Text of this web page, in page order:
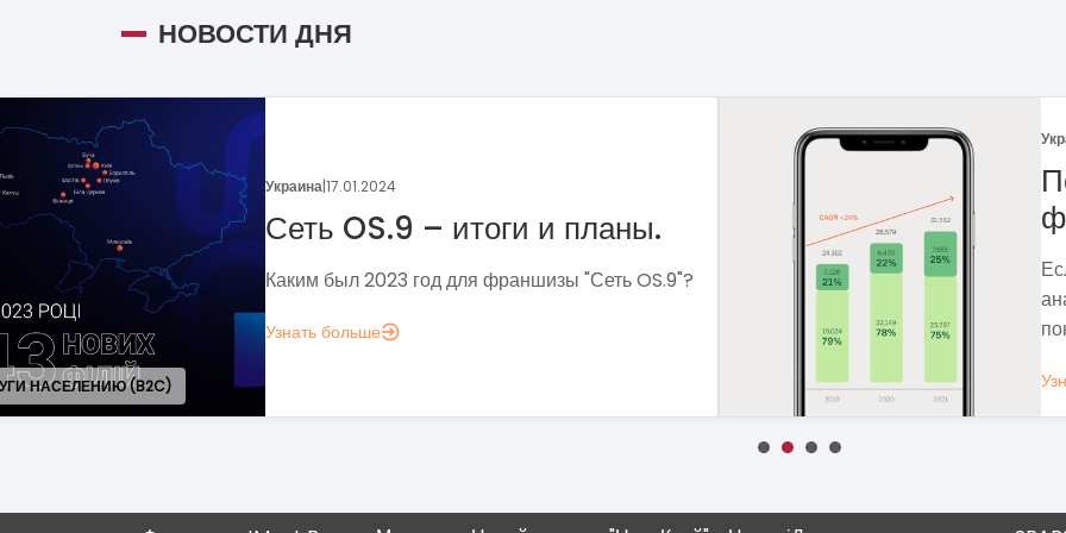
НОВОСТИ ДНЯ
Украина
Поговорим о динамике рынка
франчайзинга?
Если задумались над вопросом «А для чего мне
аналитика?», вот несколько метрик, которые помогут
понять, зачем вам это нужно.
ОБЩЕСТВЕННОЕ ПИТАНИЕ